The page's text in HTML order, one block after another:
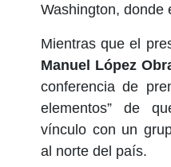
Washington, donde
Mientras que el
Manuel López
conferencia de
elementos” de
vínculo con un
al norte del país.